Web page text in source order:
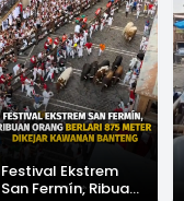
Festival Ekstrem
San Fermín, Ribuan